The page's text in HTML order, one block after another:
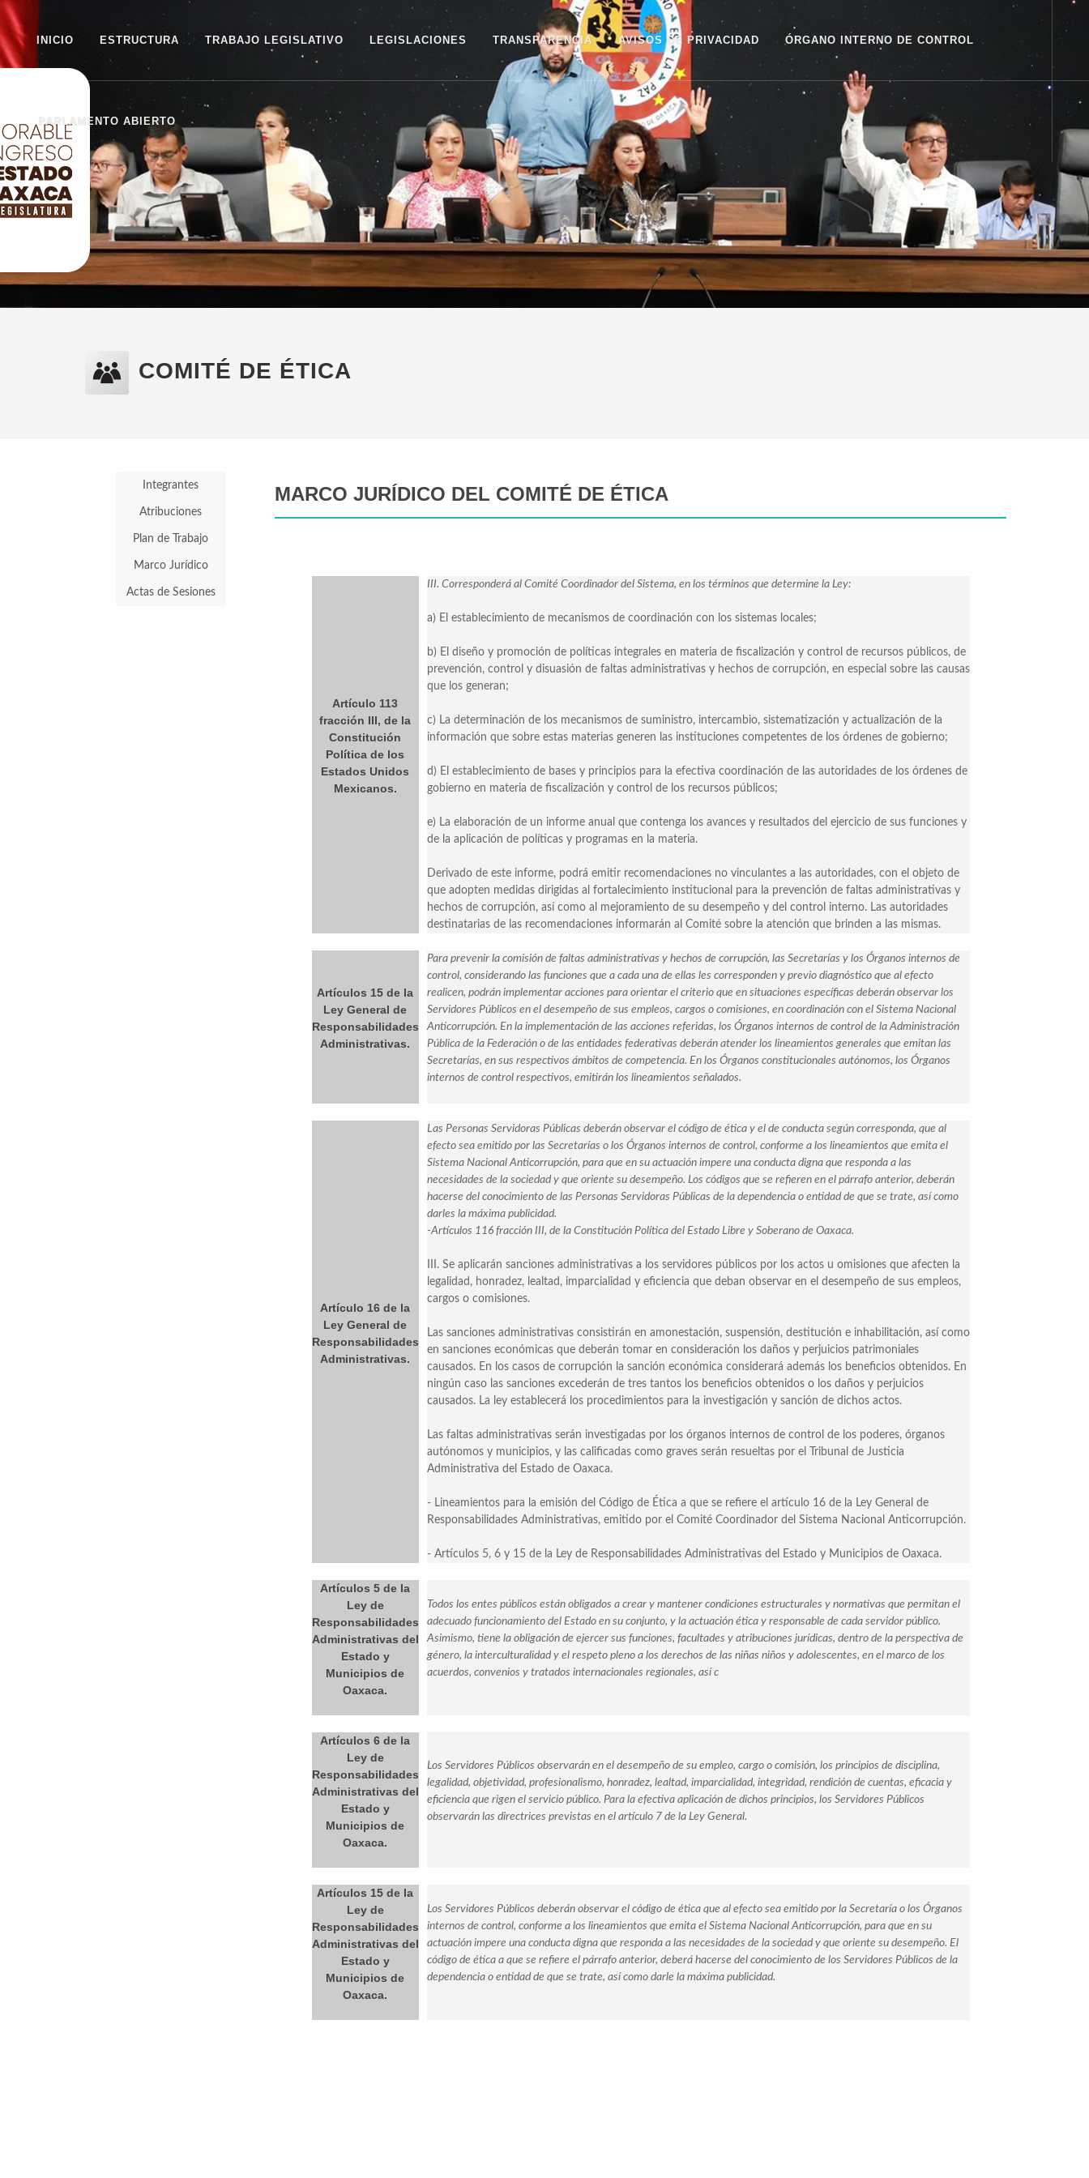
INICIO ESTRUCTURA TRABAJO LEGISLATIVO LEGISLACIONES TRANSPARENCIA AVISOS DE PRIVACIDAD ÓRGANO INTERNO DE CONTROL
PARLAMENTO ABIERTO
COMITÉ DE ÉTICA
Integrantes
Atribuciones
Plan de Trabajo
Marco Jurídico
Actas de Sesiones
MARCO JURÍDICO DEL COMITÉ DE ÉTICA
Artículo 113
fracción III, de la
Constitución
Política de los
Estados Unidos
Mexicanos.
III. Corresponderá al Comité Coordinador del Sistema, en los términos que determine la Ley:
a) El establecimiento de mecanismos de coordinación con los sistemas locales;
b) El diseño y promoción de políticas integrales en materia de fiscalización y control de recursos públicos, de
prevención, control y disuasión de faltas administrativas y hechos de corrupción, en especial sobre las causas
que los generan;
c) La determinación de los mecanismos de suministro, intercambio, sistematización y actualización de la
información que sobre estas materias generen las instituciones competentes de los órdenes de gobierno;
d) El establecimiento de bases y principios para la efectiva coordinación de las autoridades de los órdenes de
gobierno en materia de fiscalización y control de los recursos públicos;
e) La elaboración de un informe anual que contenga los avances y resultados del ejercicio de sus funciones y
de la aplicación de políticas y programas en la materia.
Derivado de este informe, podrá emitir recomendaciones no vinculantes a las autoridades, con el objeto de
que adopten medidas dirigidas al fortalecimiento institucional para la prevención de faltas administrativas y
hechos de corrupción, así como al mejoramiento de su desempeño y del control interno. Las autoridades
destinatarias de las recomendaciones informarán al Comité sobre la atención que brinden a las mismas.
Artículos 15 de la
Ley General de
Responsabilidades
Administrativas.
Para prevenir la comisión de faltas administrativas y hechos de corrupción, las Secretarías y los Órganos internos de
control, considerando las funciones que a cada una de ellas les corresponden y previo diagnóstico que al efecto
realicen, podrán implementar acciones para orientar el criterio que en situaciones específicas deberán observar los
Servidores Públicos en el desempeño de sus empleos, cargos o comisiones, en coordinación con el Sistema Nacional
Anticorrupción. En la implementación de las acciones referidas, los Órganos internos de control de la Administración
Pública de la Federación o de las entidades federativas deberán atender los lineamientos generales que emitan las
Secretarías, en sus respectivos ámbitos de competencia. En los Órganos constitucionales autónomos, los Órganos
internos de control respectivos, emitirán los lineamientos señalados.
Artículo 16 de la
Ley General de
Responsabilidades
Administrativas.
Las Personas Servidoras Públicas deberán observar el código de ética y el de conducta según corresponda, que al
efecto sea emitido por las Secretarías o los Órganos internos de control, conforme a los lineamientos que emita el
Sistema Nacional Anticorrupción, para que en su actuación impere una conducta digna que responda a las
necesidades de la sociedad y que oriente su desempeño. Los códigos que se refieren en el párrafo anterior, deberán
hacerse del conocimiento de las Personas Servidoras Públicas de la dependencia o entidad de que se trate, así como
darles la máxima publicidad.
-Artículos 116 fracción III, de la Constitución Política del Estado Libre y Soberano de Oaxaca.
III. Se aplicarán sanciones administrativas a los servidores públicos por los actos u omisiones que afecten la
legalidad, honradez, lealtad, imparcialidad y eficiencia que deban observar en el desempeño de sus empleos,
cargos o comisiones.
Las sanciones administrativas consistirán en amonestación, suspensión, destitución e inhabilitación, así como
en sanciones económicas que deberán tomar en consideración los daños y perjuicios patrimoniales
causados. En los casos de corrupción la sanción económica considerará además los beneficios obtenidos. En
ningún caso las sanciones excederán de tres tantos los beneficios obtenidos o los daños y perjuicios
causados. La ley establecerá los procedimientos para la investigación y sanción de dichos actos.
Las faltas administrativas serán investigadas por los órganos internos de control de los poderes, órganos
autónomos y municipios, y las calificadas como graves serán resueltas por el Tribunal de Justicia
Administrativa del Estado de Oaxaca.
- Lineamientos para la emisión del Código de Ética a que se refiere el artículo 16 de la Ley General de
Responsabilidades Administrativas, emitido por el Comité Coordinador del Sistema Nacional Anticorrupción.
- Artículos 5, 6 y 15 de la Ley de Responsabilidades Administrativas del Estado y Municipios de Oaxaca.
Artículos 5 de la
Ley de
Responsabilidades
Administrativas del
Estado y
Municipios de
Oaxaca.
Todos los entes públicos están obligados a crear y mantener condiciones estructurales y normativas que permitan el
adecuado funcionamiento del Estado en su conjunto, y la actuación ética y responsable de cada servidor público.
Asimismo, tiene la obligación de ejercer sus funciones, facultades y atribuciones jurídicas, dentro de la perspectiva de
género, la interculturalidad y el respeto pleno a los derechos de las niñas niños y adolescentes, en el marco de los
acuerdos, convenios y tratados internacionales regionales, así c
Artículos 6 de la
Ley de
Responsabilidades
Administrativas del
Estado y
Municipios de
Oaxaca.
Los Servidores Públicos observarán en el desempeño de su empleo, cargo o comisión, los principios de disciplina,
legalidad, objetividad, profesionalismo, honradez, lealtad, imparcialidad, integridad, rendición de cuentas, eficacia y
eficiencia que rigen el servicio público. Para la efectiva aplicación de dichos principios, los Servidores Públicos
observarán las directrices previstas en el artículo 7 de la Ley General.
Artículos 15 de la
Ley de
Responsabilidades
Administrativas del
Estado y
Municipios de
Oaxaca.
Los Servidores Públicos deberán observar el código de ética que al efecto sea emitido por la Secretaría o los Órganos
internos de control, conforme a los lineamientos que emita el Sistema Nacional Anticorrupción, para que en su
actuación impere una conducta digna que responda a las necesidades de la sociedad y que oriente su desempeño. El
código de ética a que se refiere el párrafo anterior, deberá hacerse del conocimiento de los Servidores Públicos de la
dependencia o entidad de que se trate, así como darle la máxima publicidad.